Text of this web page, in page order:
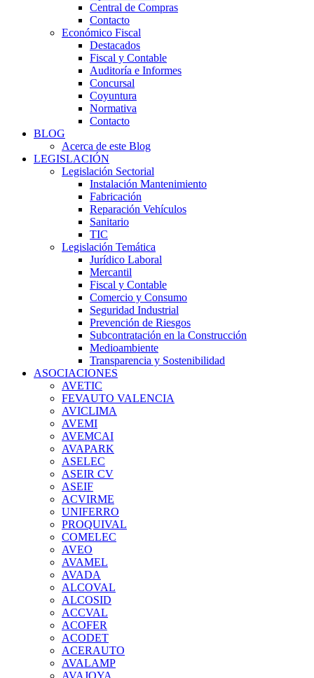
Central de Compras
Contacto
Económico Fiscal
Destacados
Fiscal y Contable
Auditoría e Informes
Concursal
Coyuntura
Normativa
Contacto
BLOG
Acerca de este Blog
LEGISLACIÓN
Legislación Sectorial
Instalación Mantenimiento
Fabricación
Reparación Vehículos
Sanitario
TIC
Legislación Temática
Jurídico Laboral
Mercantil
Fiscal y Contable
Comercio y Consumo
Seguridad Industrial
Prevención de Riesgos
Subcontratación en la Construcción
Medioambiente
Transparencia y Sostenibilidad
ASOCIACIONES
AVETIC
FEVAUTO VALENCIA
AVICLIMA
AVEMI
AVEMCAI
AVAPARK
ASELEC
ASEIR CV
ASEIF
ACVIRME
UNIFERRO
PROQUIVAL
COMELEC
AVEO
AVAMEL
AVADA
ALCOVAL
ALCOSID
ACCVAL
ACOFER
ACODET
ACERAUTO
AVALAMP
AVAJOYA